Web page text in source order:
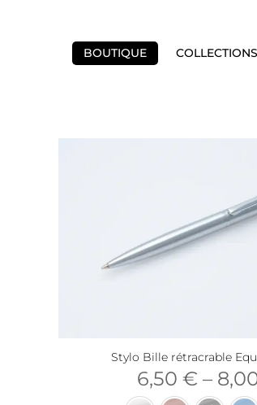
BOUTIQUE COLLECTIONS
Stylo Bille rétracrable
6,50 € –